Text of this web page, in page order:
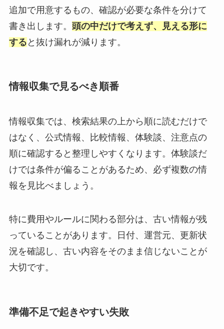
追加で用意するもの、確認が必要な条件を分けて
書き出します。 頭の中だけで考えず、見える形に
する と抜け漏れが減ります。
情報収集で見るべき順番
情報収集では、検索結果の上から順に読むだけで
はなく、公式情報、比較情報、体験談、注意点の
順に確認すると整理しやすくなります。体験談だ
けでは条件が偏ることがあるため、必ず複数の情
報を見比べましょう。
特に費用やルールに関わる部分は、古い情報が残
っていることがあります。日付、運営元、更新状
況を確認し、古い内容をそのまま信じないことが
大切です。
準備不足で起きやすい失敗